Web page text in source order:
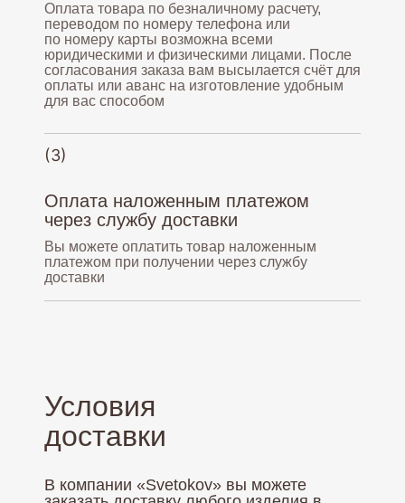
В компании «Svetokov» вы можете
Условия
доставки
Вы можете оплатить товар наложенным
платежом при получении через службу
доставки
Оплата товара по безналичному расчету,
переводом по номеру телефона или
по номеру карты возможна всеми
юридическими и физическими лицами. После
согласования заказа вам высылается счёт для
оплаты или аванс на изготовление удобным
для вас способом
Оплата наложенным платежом
через службу доставки
(3)